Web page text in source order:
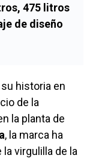
475 litros
de diseño
historia en
de la
la planta de
, la marca ha
virgulilla de la